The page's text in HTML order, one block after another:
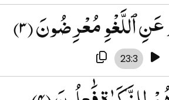
ٱللَّغْوِ مُعْرِضُونَ(۳)
23:3